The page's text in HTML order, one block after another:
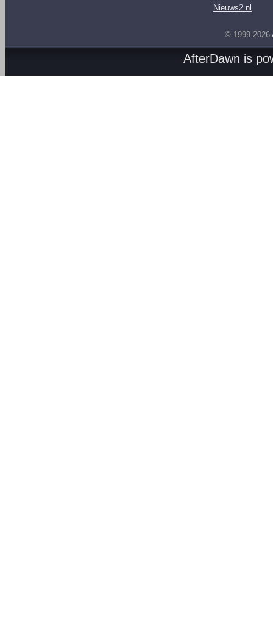
Nieuws2.nl
© 1999-2026
AfterDawn is